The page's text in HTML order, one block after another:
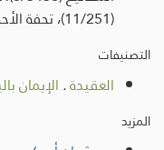
(11/251)، تحفة الأحوذي (6/402).
التصنيفات
العقيدة. الإيمان
المزيد